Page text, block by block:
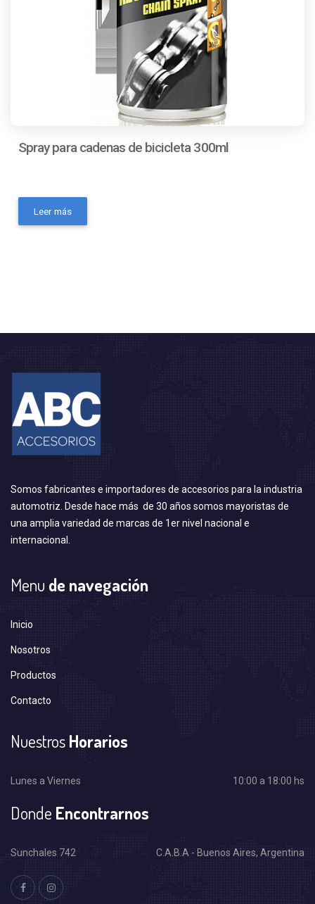
Spray para cadenas de bicicleta 300ml
Codigo Ean: 4064700876200- Código universal de
producto: No Aplica- Condición del ítem: Nuevo- Es
Leer más
Somos fabricantes e importadores de accesorios para la industria
automotriz. Desde hace más de 30 años somos mayoristas de
una amplia variedad de marcas de 1er nivel nacional e
internacional.
Menu de navegación
Inicio
Nosotros
Productos
Contacto
NuestrosHorarios
Lunes a Viernes 10:00 a 18:00 hs
Donde Encontrarnos
Sunchales 742 C.A.B.A - Buenos Aires, Argentina